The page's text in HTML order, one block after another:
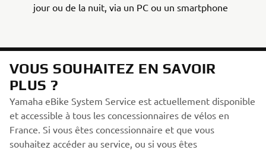
jour ou de la nuit, via un PC ou un smartphone
VOUS SOUHAITEZ EN SAVOIR
PLUS ?
Yamaha eBike System Service est actuellement disponible
et accessible à tous les concessionnaires de vélos en
France. Si vous êtes concessionnaire et que vous
souhaitez accéder au service, ou si vous êtes